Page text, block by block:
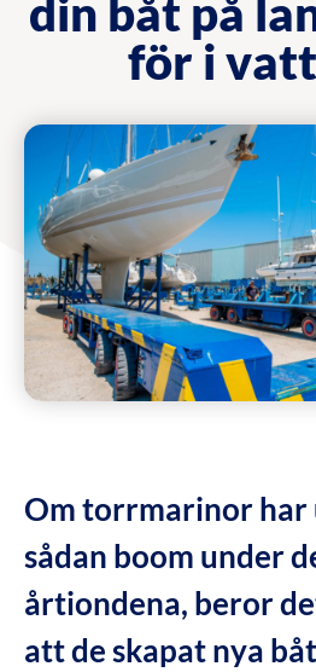
din båt på
för i
Om torrmarinor har
sådan boom under
årtiondena, beror
att de skapat nya